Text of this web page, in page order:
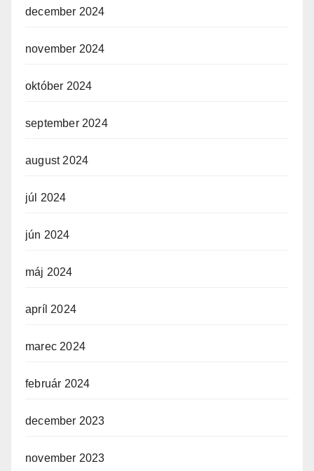
december 2024
november 2024
október 2024
september 2024
august 2024
júl 2024
jún 2024
máj 2024
apríl 2024
marec 2024
február 2024
december 2023
november 2023